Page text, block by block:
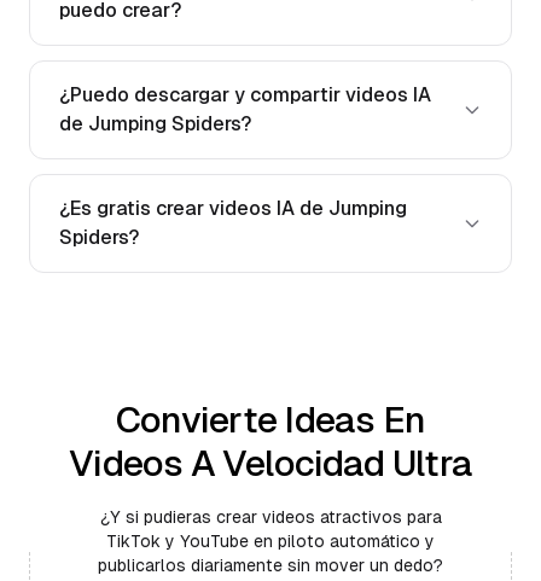
puedo crear?
¿Puedo descargar y compartir videos IA
de Jumping Spiders?
¿Es gratis crear videos IA de Jumping
Spiders?
Convierte Ideas En
Videos A Velocidad Ultra
¿Y si pudieras crear videos atractivos para
TikTok y YouTube en piloto automático y
publicarlos diariamente sin mover un dedo?